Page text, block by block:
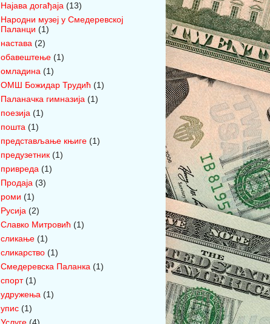
Најава догађаја (13)
Народни музеј у Смедеревској
Паланци (1)
настава (2)
обавештење (1)
омладина (1)
ОМШ Божидар Трудић (1)
Паланачка гимназија (1)
поезија (1)
пошта (1)
представљање књиге (1)
предузетник (1)
привреда (1)
Продаја (3)
роми (1)
Русија (2)
Славко Митровић (1)
сликање (1)
сликарство (1)
Смедеревска Паланка (1)
спорт (1)
удружења (1)
упис (1)